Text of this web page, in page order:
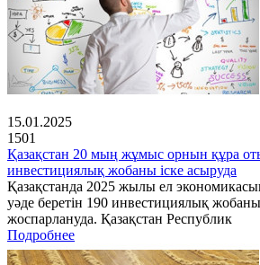
15.01.2025
1501
Қазақстан 20 мың жұмыс орнын құра
инвестициялық жобаны іске асыруда
Қазақстанда 2025 жылы ел
уәде беретін 190 инвестициялық
жоспарлануда. Қазақстан Республик
Подробнее